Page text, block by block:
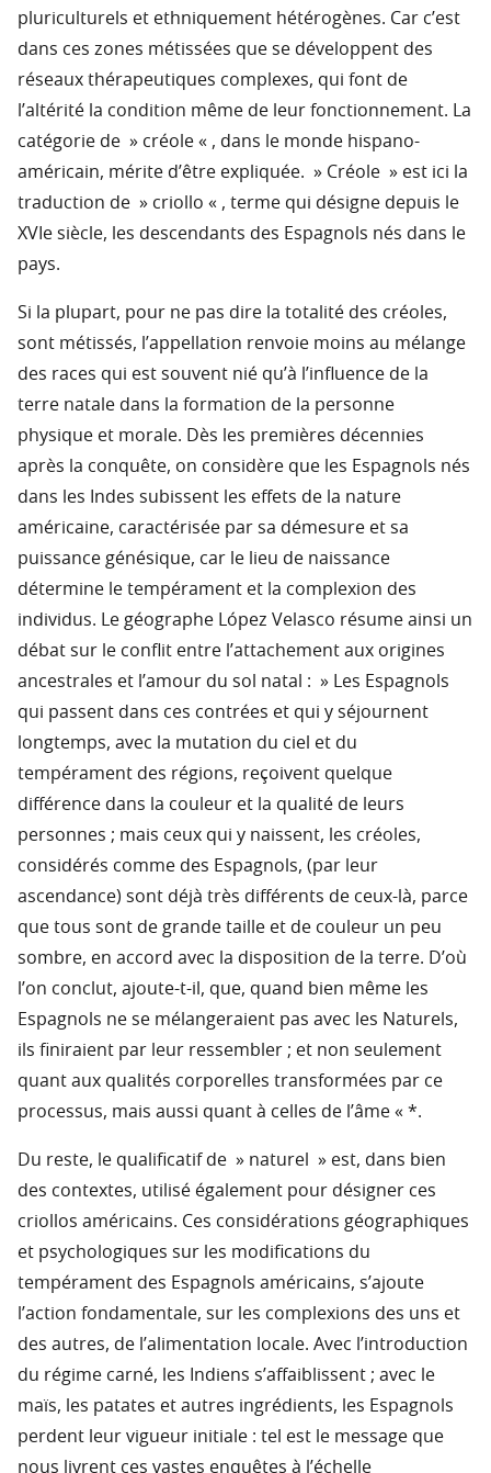
pluriculturels et ethniquement hétérogènes. Car c’est
dans ces zones métissées que se développent des
réseaux thérapeutiques complexes, qui font de
l’altérité la condition même de leur fonctionnement. La
catégorie de » créole « , dans le monde hispano-
américain, mérite d’être expliquée. » Créole » est ici la
traduction de » criollo « , terme qui désigne depuis le
XVIe siècle, les descendants des Espagnols nés dans le
pays.
Si la plupart, pour ne pas dire la totalité des créoles,
sont métissés, l’appellation renvoie moins au mélange
des races qui est souvent nié qu’à l’influence de la
terre natale dans la formation de la personne
physique et morale. Dès les premières décennies
après la conquête, on considère que les Espagnols nés
dans les Indes subissent les effets de la nature
américaine, caractérisée par sa démesure et sa
puissance génésique, car le lieu de naissance
détermine le tempérament et la complexion des
individus. Le géographe López Velasco résume ainsi un
débat sur le conflit entre l’attachement aux origines
ancestrales et l’amour du sol natal : » Les Espagnols
qui passent dans ces contrées et qui y séjournent
longtemps, avec la mutation du ciel et du
tempérament des régions, reçoivent quelque
différence dans la couleur et la qualité de leurs
personnes ; mais ceux qui y naissent, les créoles,
considérés comme des Espagnols, (par leur
ascendance) sont déjà très différents de ceux-là, parce
que tous sont de grande taille et de couleur un peu
sombre, en accord avec la disposition de la terre. D’où
l’on conclut, ajoute-t-il, que, quand bien même les
Espagnols ne se mélangeraient pas avec les Naturels,
ils finiraient par leur ressembler ; et non seulement
quant aux qualités corporelles transformées par ce
processus, mais aussi quant à celles de l’âme « *.
Du reste, le qualificatif de » naturel » est, dans bien
des contextes, utilisé également pour désigner ces
criollos américains. Ces considérations géographiques
et psychologiques sur les modifications du
tempérament des Espagnols américains, s’ajoute
l’action fondamentale, sur les complexions des uns et
des autres, de l’alimentation locale. Avec l’introduction
du régime carné, les Indiens s’affaiblissent ; avec le
maïs, les patates et autres ingrédients, les Espagnols
perdent leur vigueur initiale : tel est le message que
nous livrent ces vastes enquêtes à l’échelle